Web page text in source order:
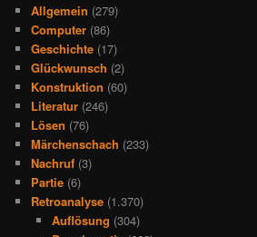
Allgemein (279)
Computer (86)
Geschichte (17)
Glückwunsch (2)
Konstruktion (60)
Literatur (246)
Lösen (76)
Märchenschach (233)
Nachruf (3)
Partie (6)
Retroanalyse (1.370)
Auflösung (304)